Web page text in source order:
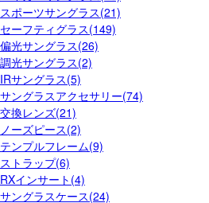
スポーツサングラス(21)
セーフティグラス(149)
偏光サングラス(26)
調光サングラス(2)
IRサングラス(5)
サングラスアクセサリー(74)
交換レンズ(21)
ノーズピース(2)
テンプルフレーム(9)
ストラップ(6)
RXインサート(4)
サングラスケース(24)